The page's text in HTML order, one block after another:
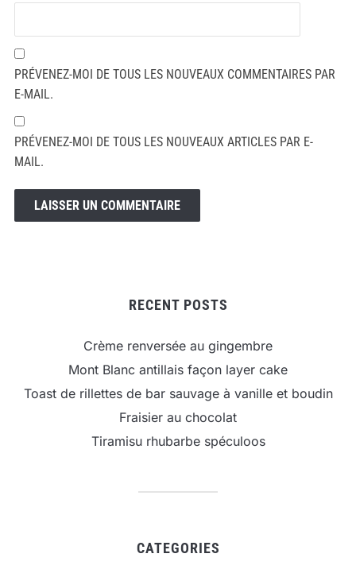
PRÉVENEZ-MOI DE TOUS LES NOUVEAUX COMMENTAIRES PAR
E-MAIL.
PRÉVENEZ-MOI DE TOUS LES NOUVEAUX ARTICLES PAR E-
MAIL.
RECENT POSTS
Crème renversée au gingembre
Mont Blanc antillais façon layer cake
Toast de rillettes de bar sauvage à vanille et boudin
Fraisier au chocolat
Tiramisu rhubarbe spéculoos
CATEGORIES